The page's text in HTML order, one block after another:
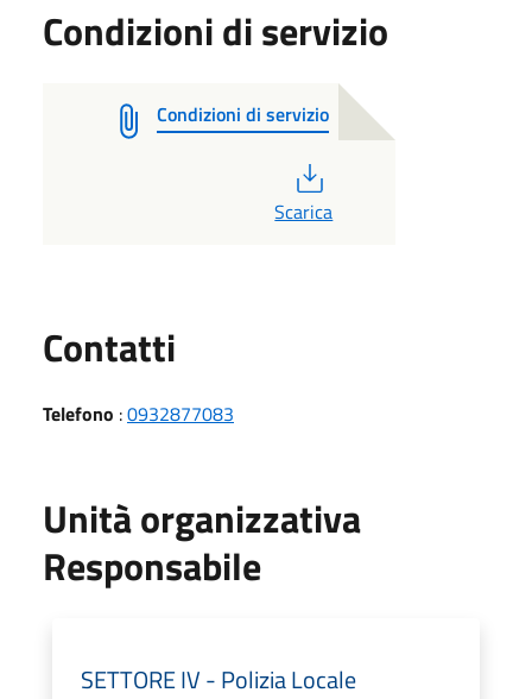
Condizioni di servizio
Condizioni di servizio
Scarica
Contatti
Telefono :0932877083
Unità organizzativa
Responsabile
SETTORE IV - Polizia Locale